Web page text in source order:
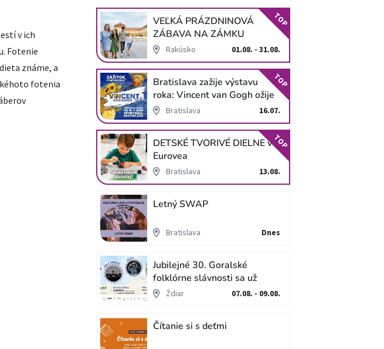
v ich
Fotenie
známe, a
fotenia
VEĽKÁ PRÁZDNINOVÁ
ZÁBAVA NA ZÁMKU
SCHLOSS HOF
Rakúsko 01.08. - 31.08.
TOP
Bratislava zažije výstavu
roka: Vincent van Gogh ožije
v unikátnej imerzívnej šou!
Bratislava 16.07.
TOP
DETSKÉ TVORIVÉ DIELNE v
Eurovea
Bratislava 13.08.
TOP
Letný SWAP
Bratislava Dnes
Jubilejné 30. Goralské
folklórne slávnosti sa už
blížiaŽdiar 07.08. - 09.08.
Čítanie si s deťmi